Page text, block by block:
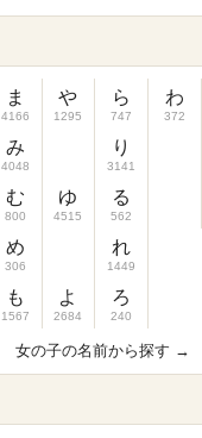
ま
4166
み
4048
む
800
め
306
も
1567
や
1295
ゆ
4515
よ
2684
ら
747
り
3141
る
562
れ
1449
ろ
240
わ
372
女の子の名前から探す →